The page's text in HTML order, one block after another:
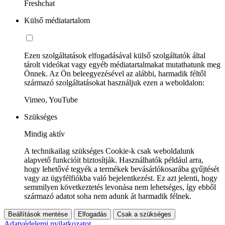
Freshchat
Külső médiatartalom
Ezen szolgáltatások elfogadásával külső szolgáltatók által
tárolt videókat vagy egyéb médiatartalmakat mutathatunk meg
Önnek. Az Ön beleegyezésével az alábbi, harmadik féltől
származó szolgáltatásokat használjuk ezen a weboldalon:
Vimeo, YouTube
Szükséges
Mindig aktív
A technikailag szükséges Cookie-k csak weboldalunk
alapvető funkcióit biztosítják. Használhatók például arra,
hogy lehetővé tegyék a termékek bevásárlókosarába gyűjtését
vagy az ügyfélfiókba való bejelentkezést. Ez azt jelenti, hogy
semmilyen következtetés levonása nem lehetséges, így ebből
származó adatot soha nem adunk át harmadik félnek.
Beállítások mentése Elfogadás Csak a szükséges